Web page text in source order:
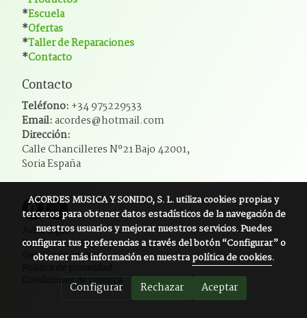
*Escuela
*Ofertas
*Taller de Reparaciones
*Contacto
Contacto
Teléfono: +34 975229533
Email:acordes@hotmail.com
Dirección:
Calle Chancilleres Nº21 Bajo 42001,
Soria España
Aviso legal
Política de cookies
Gestión de cookies
Condiciones de compra
ACORDES MUSICA Y SONIDO, S. L.utiliza cookies propias y
terceros para obtener datos estadísticos de la navegación de
nuestros usuarios y mejorar nuestros servicios. Puedes
configurar tus preferencias a través del botón “Configurar” o
obtener más información en nuestrapolítica de cookies.
Configurar Rechazar Aceptar